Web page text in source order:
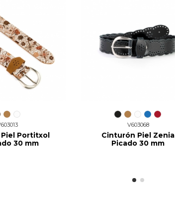
Portitxol
30 mm
V603068
Cinturón Piel Zenia
Picado 30 mm